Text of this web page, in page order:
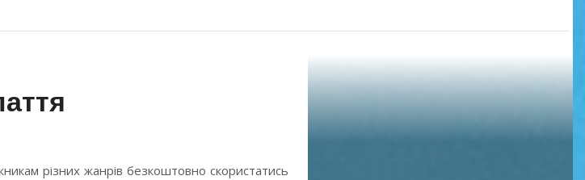
різних жанрів безкоштовно скористатись